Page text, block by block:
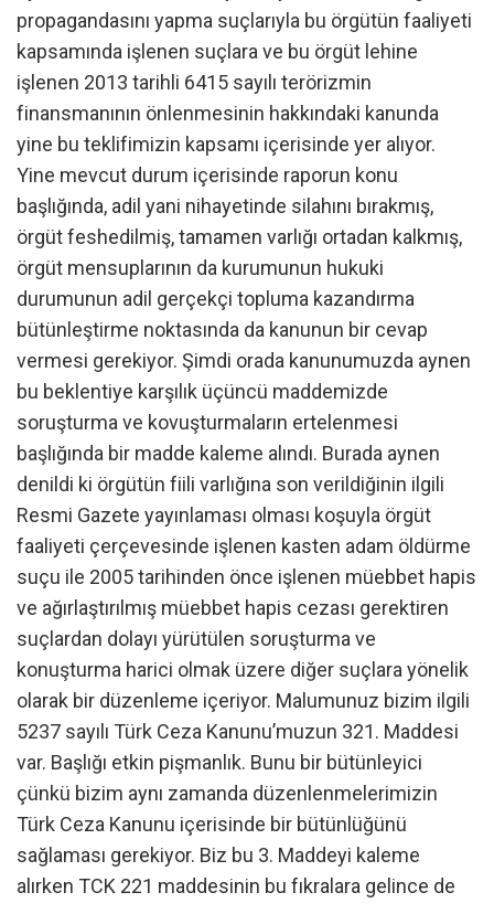
propagandasını yapma suçlarıyla bu örgütün faaliyeti
kapsamında işlenen suçlara ve bu örgüt lehine
işlenen 2013 tarihli 6415 sayılı terörizmin
finansmanının önlenmesinin hakkındaki kanunda
yine bu teklifimizin kapsamı içerisinde yer alıyor.
Yine mevcut durum içerisinde raporun konu
başlığında, adil yani nihayetinde silahını bırakmış,
örgüt feshedilmiş, tamamen varlığı ortadan kalkmış,
örgüt mensuplarının da kurumunun hukuki
durumunun adil gerçekçi topluma kazandırma
bütünleştirme noktasında da kanunun bir cevap
vermesi gerekiyor. Şimdi orada kanunumuzda aynen
bu beklentiye karşılık üçüncü maddemizde
soruşturma ve kovuşturmaların ertelenmesi
başlığında bir madde kaleme alındı. Burada aynen
denildi ki örgütün fiili varlığına son verildiğinin ilgili
Resmi Gazete yayınlaması olması koşuyla örgüt
faaliyeti çerçevesinde işlenen kasten adam öldürme
suçu ile 2005 tarihinden önce işlenen müebbet hapis
ve ağırlaştırılmış müebbet hapis cezası gerektiren
suçlardan dolayı yürütülen soruşturma ve
konuşturma harici olmak üzere diğer suçlara yönelik
olarak bir düzenleme içeriyor. Malumunuz bizim ilgili
5237 sayılı Türk Ceza Kanunu’muzun 321. Maddesi
var. Başlığı etkin pişmanlık. Bunu bir bütünleyici
çünkü bizim aynı zamanda düzenlenmelerimizin
Türk Ceza Kanunu içerisinde bir bütünlüğünü
sağlaması gerekiyor. Biz bu 3. Maddeyi kaleme
alırken TCK 221 maddesinin bu fıkralara gelince de